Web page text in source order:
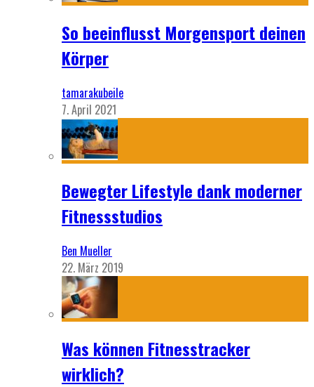
So beeinflusst Morgensport deinen
Körper
tamarakubeile
7. April 2021
Bewegter Lifestyle dank moderner
Fitnessstudios
Ben Mueller
22. März 2019
Was können Fitnesstracker
wirklich?